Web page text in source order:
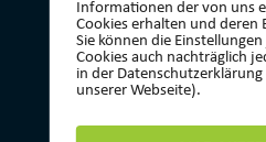
Turnverein
Informationen der von uns
Cookies erhalten und deren
Sie können die
Cookies auch nachträglich
in der
unserer Webseite).